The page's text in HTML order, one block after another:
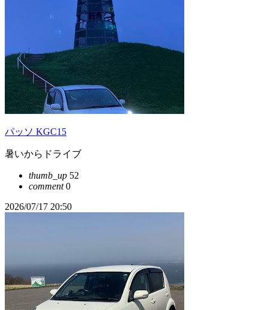
パッソ KGC15
暑いからドライブ
thumb_up 52
comment0
2026/07/17 20:50